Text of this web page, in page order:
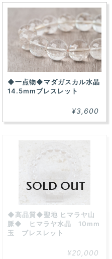
◆一点物◆マダガスカル水晶
14.5mmブレスレット
¥3,600
SOLD OUT
◆高品質◆聖地 ヒマラヤ山
脈◆ ヒマラヤ水晶 10mm
玉 ブレスレット
¥20,000